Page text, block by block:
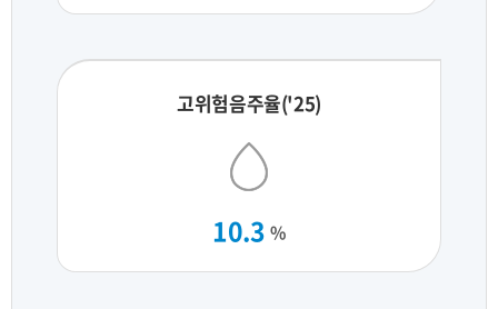
고위험음주율('25)
10.3 %